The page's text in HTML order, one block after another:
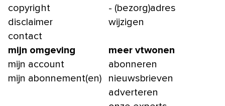
copyright
disclaimer
contact
- (bezorg)adres
wijzigen
mijn omgeving
mijn account
mijn abonnement(en)
meer vtwonen
abonneren
nieuwsbrieven
adverteren